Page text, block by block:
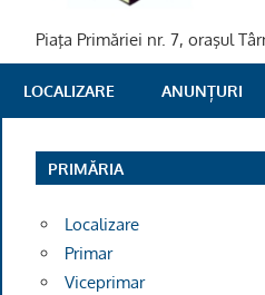
PRIMARIA
TARNAVENI
Piaţa Primăriei nr. 7, oraşul
LOCALIZARE ANUNȚURI
PRIMĂRIA
Localizare
Primar
Viceprimar